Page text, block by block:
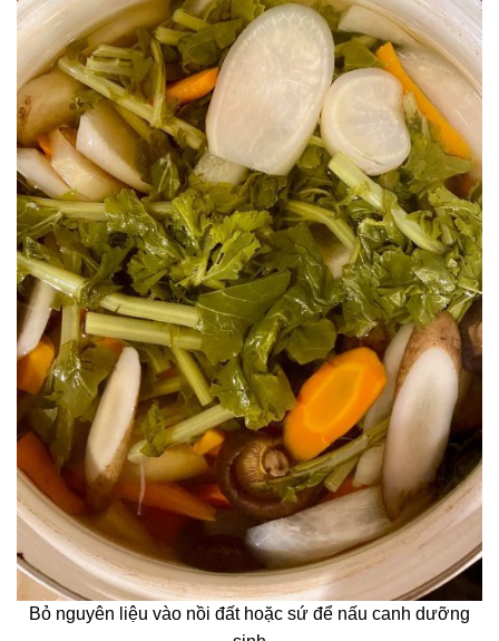
Bỏ nguyên liệu vào nồi đất hoặc sứ để nấu canh dưỡng